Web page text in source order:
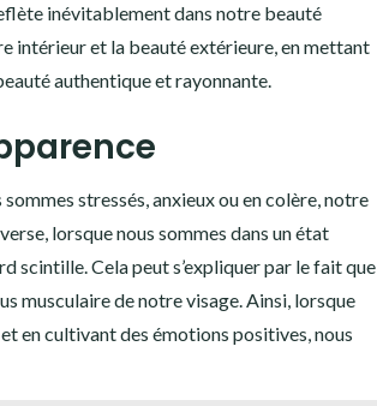
inévitablement dans notre beauté
intérieur et la beauté extérieure, en mettant
authentique et rayonnante.
stressés, anxieux ou en colère, notre
lorsque nous sommes dans un état
scintille. Cela peut s’expliquer par le fait que
musculaire de notre visage. Ainsi, lorsque
en cultivant des émotions positives, nous